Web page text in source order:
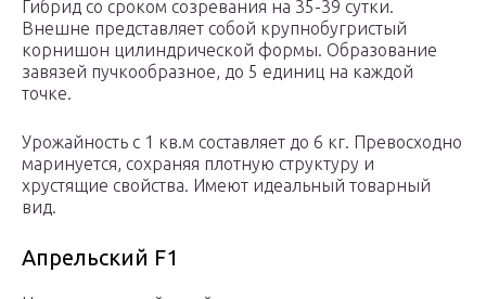
Гибрид со сроком созревания на 35-39 сутки.
Внешне представляет собой крупнобугристый
корнишон цилиндрической формы. Образование
завязей пучкообразное, до 5 единиц на каждой
точке.
Урожайность с 1 кв.м составляет до 6 кг. Превосходно
маринуется, сохраняя плотную структуру и
хрустящие свойства. Имеют идеальный товарный
вид.
Апрельский F1